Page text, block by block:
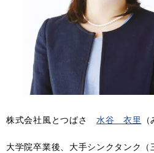
株式会社風とつばさ 水谷 衣里
大学院卒業後、大手シンクタンク（